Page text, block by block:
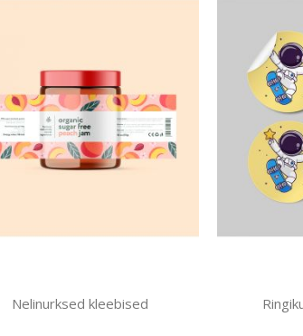
Nelinurksed kleebised